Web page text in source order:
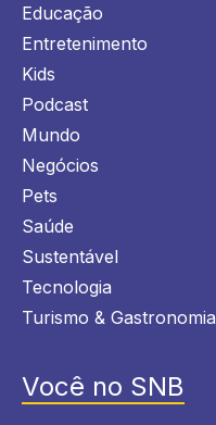
Educação
Entretenimento
Kids
Podcast
Mundo
Negócios
Pets
Saúde
Sustentável
Tecnologia
Turismo & Gastronomia
Você no SNB